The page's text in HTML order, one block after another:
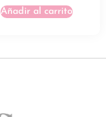
Añadir al carrito